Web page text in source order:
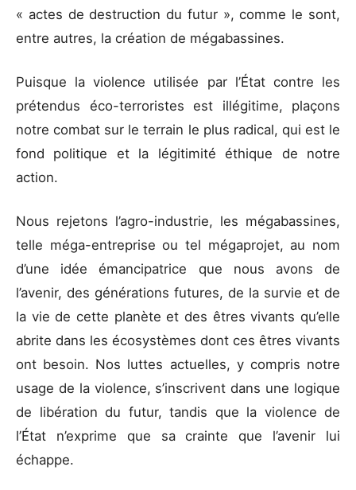
« actes de destruction du futur », comme le sont,
entre autres, la création de mégabassines.
Puisque la violence utilisée par l’État contre les
prétendus éco-terroristes est illégitime, plaçons
notre combat sur le terrain le plus radical, qui est le
fond politique et la légitimité éthique de notre
action.
Nous rejetons l’agro-industrie, les mégabassines,
telle méga-entreprise ou tel mégaprojet, au nom
d’une idée émancipatrice que nous avons de
l’avenir, des générations futures, de la survie et de
la vie de cette planète et des êtres vivants qu’elle
abrite dans les écosystèmes dont ces êtres vivants
ont besoin. Nos luttes actuelles, y compris notre
usage de la violence, s’inscrivent dans une logique
de libération du futur, tandis que la violence de
l’État n’exprime que sa crainte que l’avenir lui
échappe.